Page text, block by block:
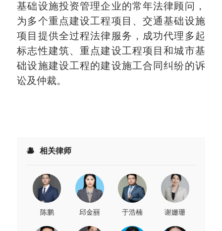
基础设施投资管理企业的常年法律顾问，
为多个重点建设工程项目、交通基础设施
项目提供全过程法律服务，成功代理多起
标志性建筑、重点建设工程项目和城市基
础设施建设工程的建设施工合同纠纷的诉
讼及仲裁。
相关律师
陈鹏 邱金丽 于浩楠 谢姗珊